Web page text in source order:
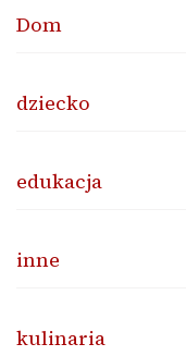
Dom
dziecko
edukacja
inne
kulinaria